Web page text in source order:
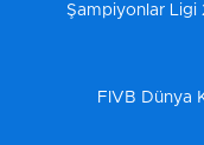
Şampiyonlar Ligi
FIVB Dünya